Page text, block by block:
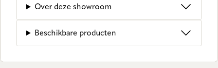
Over deze showroom
Beschikbare producten